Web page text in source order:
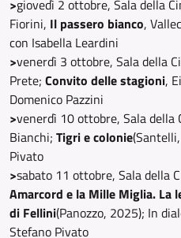
>giovedì 2 ottobre, Sala della
Fiorini, Il passero bianco,
con Isabella Leardini
>venerdì 3 ottobre, Sala della
Prete; Convito delle stagioni,
Domenico Pazzini
>venerdì 10 ottobre, Sala della
Bianchi; Tigri e colonie
Pivato
>sabato 11 ottobre, Sala della
Amarcord e la Mille Miglia. La
di Fellini(Panozzo, 2025); In
Stefano Pivato